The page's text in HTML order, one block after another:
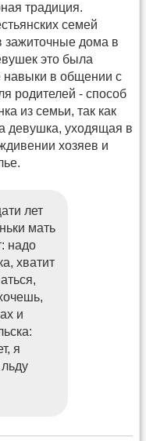
традиция.
семей
зажиточные дома в
это была
навыки в общении с
родителей - способ
из семьи, так как
девушка, уходящая в
хозяев и
лет
мать
надо
хватит
и
я